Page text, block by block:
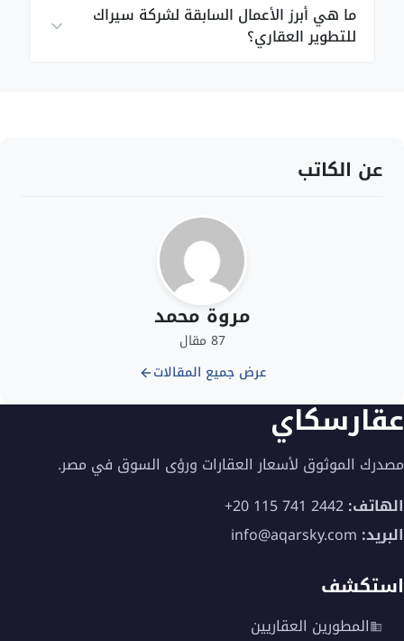
ما هي أبرز الأعمال السابقة لشركة سيراك
للتطوير العقاري؟
عن الكاتب
مروة محمد
87 مقال
عرض جميع المقالات
عقارسكاي
مصدرك الموثوق لأسعار العقارات ورؤى السوق في مصر.
الهاتف:+20 115 741 2442
البريد: info@aqarsky.com
استكشف
المطورين العقاريين